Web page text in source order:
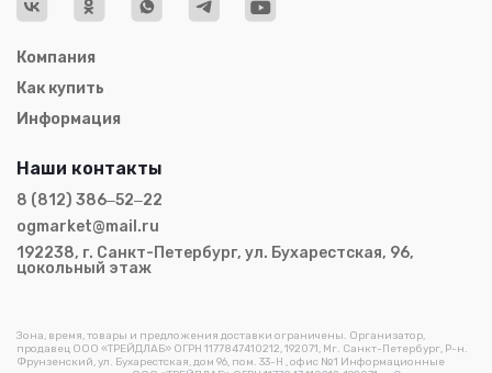
Компания
Как купить
Информация
Зона, время, товары и предложения доставки ограничены. Организатор,
продавец ООО «ТРЕЙДЛАБ» ОГРН 1177847410212, 192071, Мг. Санкт-Петербург, Р-н.
Фрунзенский, ул. Бухарестская, дом 96, пом. 33-Н , офис №1 Информационные
Наши контакты
8 (812) 386‒52‒22
ogmarket@mail.ru
192238, г. Санкт-Петербург, ул. Бухарестская, 96,
цокольный этаж